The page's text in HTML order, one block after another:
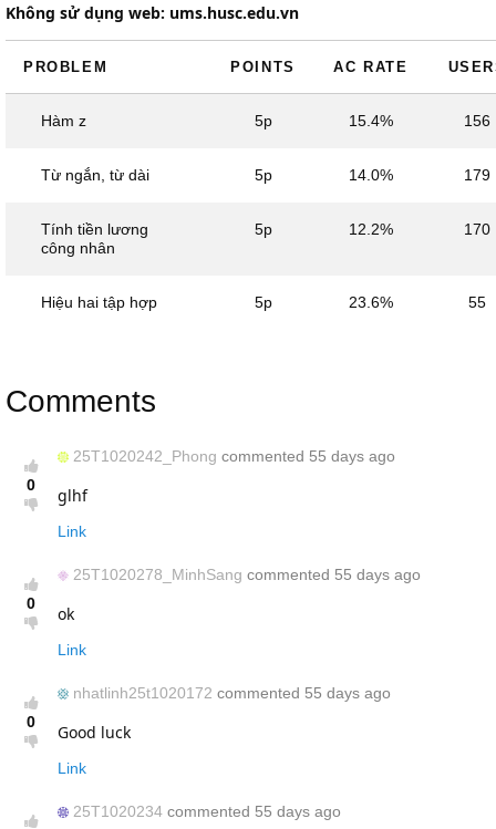
Không sử dụng web: ums.husc.edu.vn
PROBLEM POINTS AC RATE
Hàm z 5p 15.4% 156
Từ ngắn, từ dài 5p 14.0% 179
Tính tiền lương
công nhân
5p 12.2% 170
Hiệu hai tập hợp 5p 23.6% 55
Comments
0
25T1020242_Phong commented 55 days ago
glhf
Link
0
25T1020278_MinhSang commented 55 days ago
ok
Link
0
nhatlinh25t1020172 commented 55 days ago
Good luck
Link
25T1020234 commented 55 days ago